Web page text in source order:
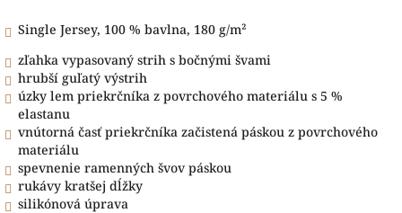
Single Jersey, 100 % bavlna, 180 g/m²
zľahka vypasovaný strih s bočnými švami
hrubší guľatý výstrih
úzky lem priekrčníka z povrchového materiálu s 5 %
elastanu
vnútorná časť priekrčníka začistená páskou z povrchového
materiálu
spevnenie ramenných švov páskou
rukávy kratšej dĺžky
silikónová úprava